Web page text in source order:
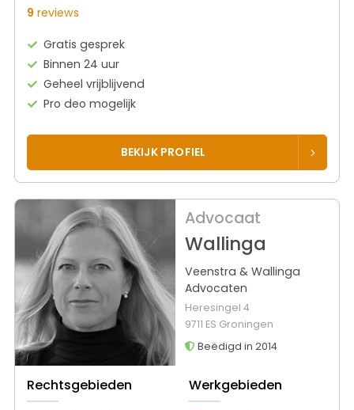
9 reviews
Gratis gesprek
Binnen 24 uur
Geheel vrijblijvend
Pro deo mogelijk
BEKIJK PROFIEL
Advocaat
Wallinga
Veenstra & Wallinga
Advocaten
Heresingel 4
9711 ES Groningen
Beëdigd in 2014
Rechtsgebieden Werkgebieden